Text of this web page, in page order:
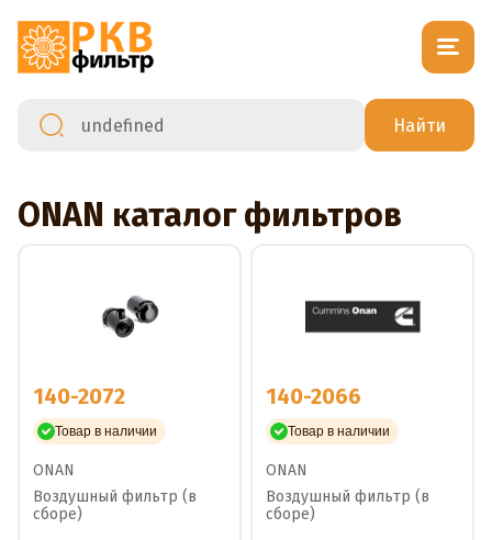
ONAN каталог фильтров
140-2072
Товар в наличии
ONAN
Воздушный фильтр (в
сборе)
140-2066
Товар в наличии
ONAN
Воздушный фильтр (в
сборе)